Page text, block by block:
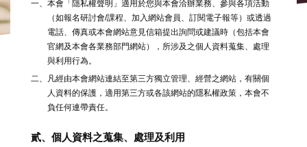
關於我們
一、本會「隱私權聲明」適用於您與本會洽辦業務、參與各項活動
（如報名研討會/課程、加入網站會員、訂閱電子報等）或透過
電話、傳真或本會網站意見信箱提出詢問或建議時（包括本會
官網及本會各業務部門網站），所涉及之個人資料蒐集、處理
與利用行為。
二、凡經由本會網站連結至第三方獨立管理、經營之網站，有關個
人資料的保護，適用第三方或各該網站的隱私權政策，本會不
負任何連帶責任。
貳、個人資料之蒐集、處理及利用